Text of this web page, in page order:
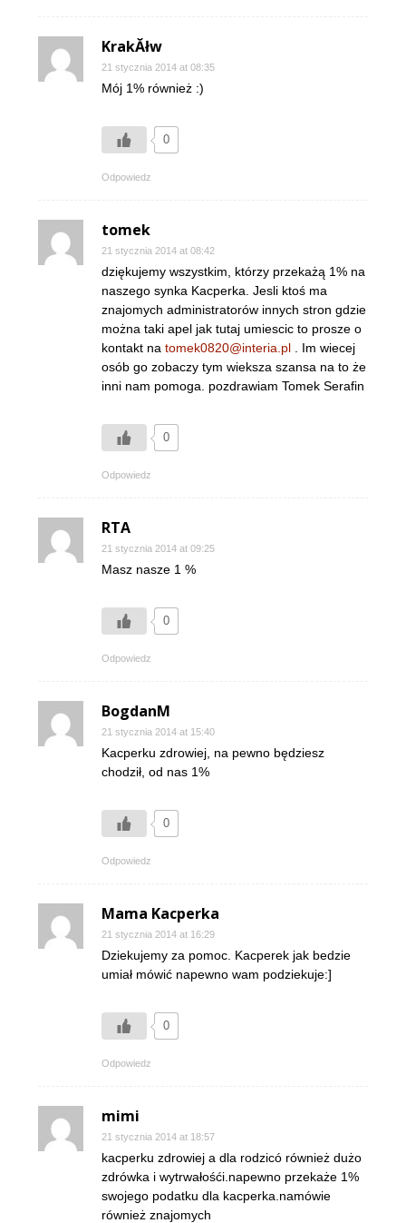
KrakĂłw
21 stycznia 2014 at 08:35
Mój 1% również :)
0
Odpowiedz
tomek
21 stycznia 2014 at 08:42
dziękujemy wszystkim, którzy przekażą 1% na
naszego synka Kacperka. Jesli ktoś ma
znajomych administratorów innych stron gdzie
można taki apel jak tutaj umiescic to prosze o
kontakt na tomek0820@interia.pl . Im wiecej
osób go zobaczy tym wieksza szansa na to że
inni nam pomoga. pozdrawiam Tomek Serafin
0
Odpowiedz
RTA
21 stycznia 2014 at 09:25
Masz nasze 1 %
0
Odpowiedz
BogdanM
21 stycznia 2014 at 15:40
Kacperku zdrowiej, na pewno będziesz
chodził, od nas 1%
0
Odpowiedz
Mama Kacperka
21 stycznia 2014 at 16:29
Dziekujemy za pomoc. Kacperek jak bedzie
umiał mówić napewno wam podziekuje:]
0
Odpowiedz
mimi
21 stycznia 2014 at 18:57
kacperku zdrowiej a dla rodzicó również dużo
zdrówka i wytrwałośći.napewno przekaże 1%
swojego podatku dla kacperka.namówie
również znajomych